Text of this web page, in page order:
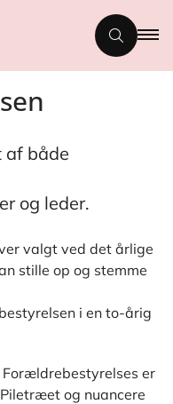
af både
og leder.
valgt ved det årlige
stille op og stemme
i en to-årig
er
og nuancere